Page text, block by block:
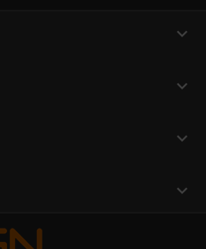
expand_more
expand_more
expand_more
expand_more